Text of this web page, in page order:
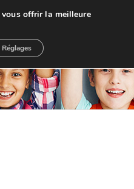
offrir la meilleure
Réglages